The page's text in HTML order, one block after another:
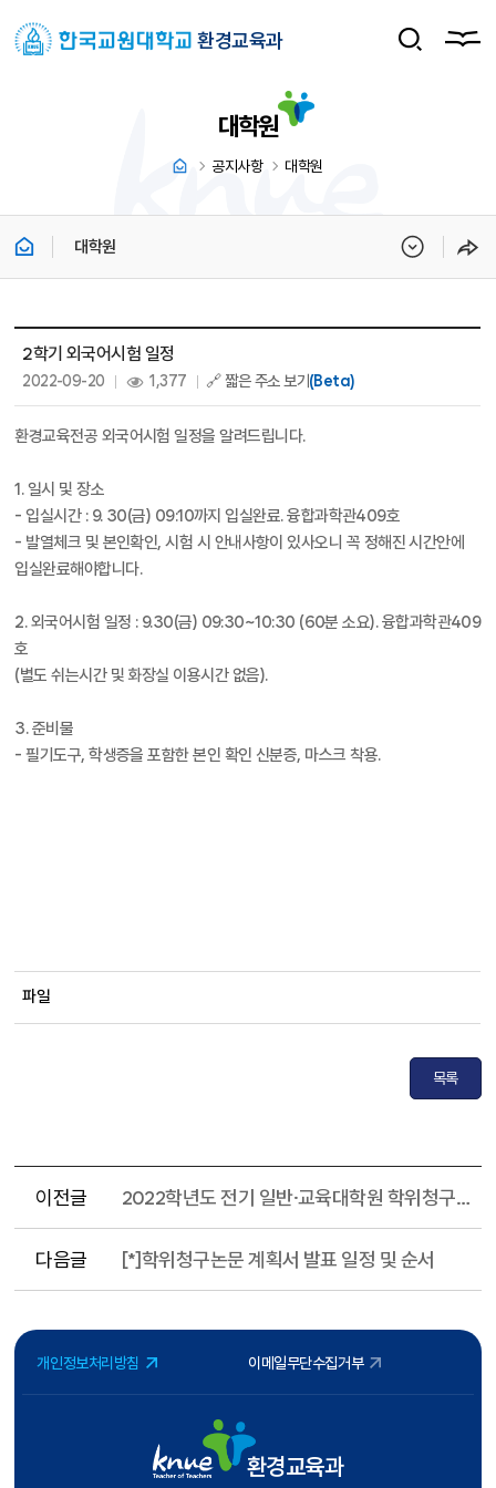
환경교육과
대학원
공지사항 대학원
대학원
2학기 외국어시험 일정
2022-09-20 1,377 🔗 짧은 주소 보기(Beta)
환경교육전공 외국어시험 일정을 알려드립니다.
1. 일시 및 장소
- 입실시간 : 9. 30(금) 09:10까지 입실완료. 융합과학관409호
- 발열체크 및 본인확인, 시험 시 안내사항이 있사오니 꼭 정해진 시간안에
입실완료해야합니다.
2. 외국어시험 일정 : 9.30(금) 09:30~10:30 (60분 소요). 융합과학관409
호
(별도 쉬는시간 및 화장실 이용시간 없음).
3. 준비물
- 필기도구, 학생증을 포함한 본인 확인 신분증, 마스크 착용.
파일
목록
이전글 2022학년도 전기 일반·교육대학원 학위청구 논문결과 발표 신청
다음글 [*]학위청구논문 계획서 발표 일정 및 순서
개인정보처리방침 이메일무단수집거부
환경교육과